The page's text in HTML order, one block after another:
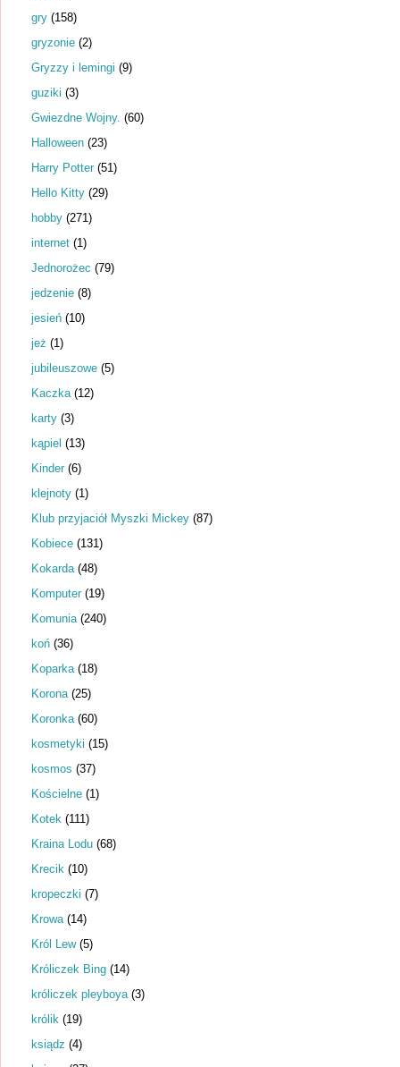
gry (158)
gryzonie (2)
Gryzzy i lemingi (9)
guziki (3)
Gwiezdne Wojny. (60)
Halloween (23)
Harry Potter (51)
Hello Kitty (29)
hobby (271)
internet (1)
Jednorożec (79)
jedzenie (8)
jesień (10)
jeż (1)
jubileuszowe (5)
Kaczka (12)
karty (3)
kąpiel (13)
Kinder (6)
klejnoty (1)
Klub przyjaciół Myszki Mickey (87)
Kobiece (131)
Kokarda (48)
Komputer (19)
Komunia (240)
koń (36)
Koparka (18)
Korona (25)
Koronka (60)
kosmetyki (15)
kosmos (37)
Kościelne (1)
Kotek (111)
Kraina Lodu (68)
Krecik (10)
kropeczki (7)
Krowa (14)
Król Lew (5)
Króliczek Bing (14)
króliczek pleyboya (3)
królik (19)
ksiądz (4)